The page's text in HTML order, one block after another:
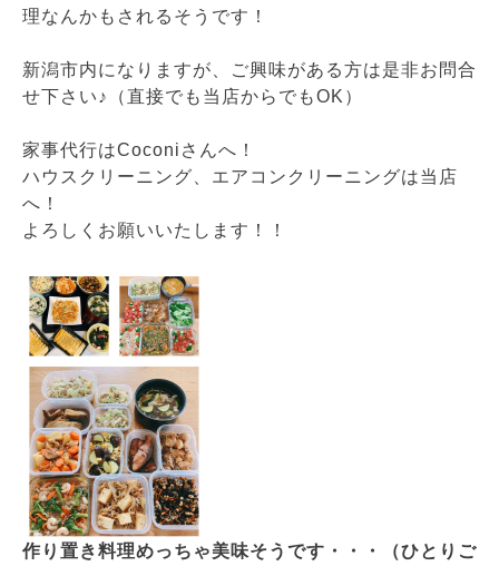
理なんかもされるそうです！
新潟市内になりますが、ご興味がある方は是非お問合
せ下さい♪（直接でも当店からでもOK）
家事代行はCoconiさんへ！
ハウスクリーニング、エアコンクリーニングは当店
へ！
よろしくお願いいたします！！
作り置き料理めっちゃ美味そうです・・・（ひとりご